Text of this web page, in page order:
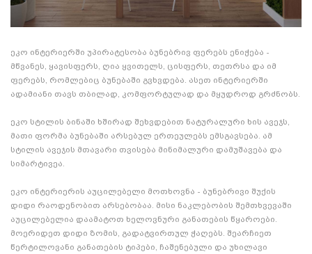
ეკო ინტერიერში უპირატესობა ბუნებრივ ფერებს ენიჭება -
მწვანეს, ყავისფერს, ღია ყვითელს, ცისფერს, თეთრსა და იმ
ფერებს, რომლებიც ბუნებაში გვხვდება. ასეთ ინტერიერში
ადამიანი თავს თბილად, კომფორტულად და მყუდროდ გრძნობს.
ეკო სტილის ბინაში ხშირად შეხვდებით ნატურალური ხის ავეჯს,
მათი ფორმა ბუნებაში არსებულ ერთეულებს ემსგავსება. ამ
სტილის ავეჯის მთავარი თვისება მინიმალური დამუშავება და
სიმარტივეა.
ეკო ინტერიერის აუცილებელი მოთხოვნა - ბუნებრივი შუქის
დიდი რაოდენობით არსებობაა. მისი ნაკლებობის შემთხვევაში
აუცილებელია დაამატოთ ხელოვნური განათების წყაროები.
მოერიდეთ დიდი ზომის, გადატვირთულ ჭაღებს. შეარჩიეთ
წერტილოვანი განათების ტიპები, ჩაშენებული და უხილავი